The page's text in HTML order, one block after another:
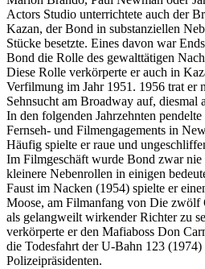
Actors Studio unterrichtete auch der
Kazan, der Bond in substanziellen
Stücke besetzte. Eines davon war
Bond die Rolle des gewalttätigen
Diese Rolle verkörperte er auch in
Verfilmung im Jahr 1951. 1956 trat er
Sehnsucht am Broadway auf, diesmal
In den folgenden Jahrzehnten
Fernseh- und Filmengagements in
Häufig spielte er raue und
Im Filmgeschäft wurde Bond zwar nie
kleinere Nebenrollen in einigen
Faust im Nacken (1954) spielte er
Moose, am Filmanfang von Die zwölf
als gelangweilt wirkender Richter zu
verkörperte er den Mafiaboss Don
die Todesfahrt der U-Bahn 123 (1974)
Polizeipräsidenten.